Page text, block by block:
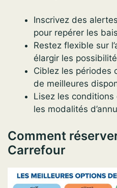
Inscrivez des
pour repérer les
Restez flexible sur
élargir les
Ciblez les périodes
de meilleures
Lisez les conditions
les modalités
Comment
Carrefour